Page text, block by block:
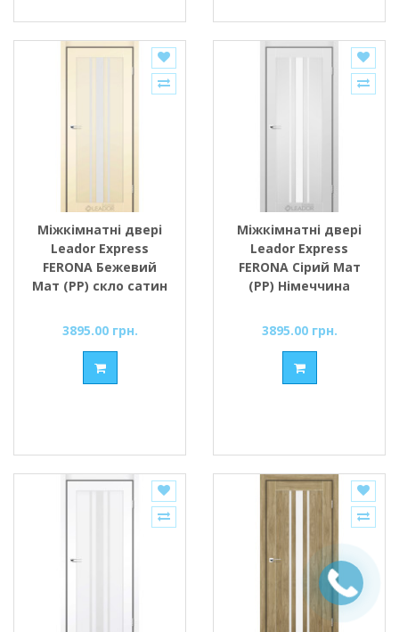
Міжкімнатні двері
Leador Express
FERONA Бежевий
Мат (PP) скло сатин
3895.00 грн.
Міжкімнатні двері
Leador Express
FERONA Сірий Мат
(PP) Німеччина
чорне
3895.00 грн.